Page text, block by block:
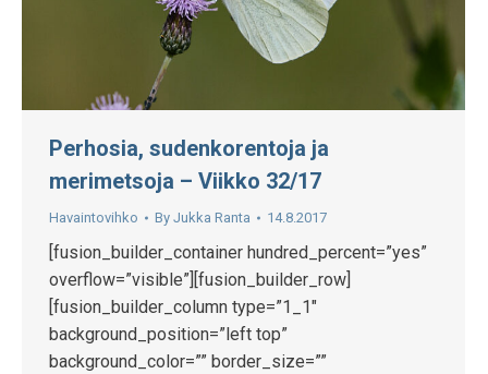
Perhosia, sudenkorentoja ja
merimetsoja – Viikko 32/17
Havaintovihko By Jukka Ranta 14.8.2017
[fusion_builder_container hundred_percent=”yes”
overflow=”visible”][fusion_builder_row]
[fusion_builder_column type=”1_1″
background_position=”left top”
background_color=”” border_size=””